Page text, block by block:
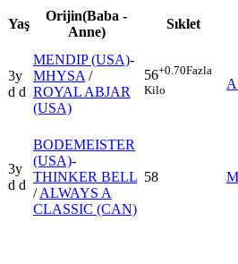
Yaş
Orijin(Baba -
Anne)
Sıklet
3y
d d
MENDIP (USA)-
MHYSA /
ROYAL ABJAR
(USA)
56+0.70Fazla
Kilo
3y
d d
BODEMEISTER
(USA)-
THINKER BELL
/ALWAYS A
CLASSIC (CAN)
58